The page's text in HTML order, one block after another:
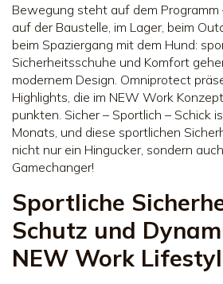
Bewegung steht auf dem Programm
auf der Baustelle, im Lager, beim
beim Spaziergang mit dem Hund:
Sicherheitsschuhe und Komfort
modernem Design. Omniprotect
Highlights, die im NEW Work
punkten. Sicher – Sportlich – Schick
Monats, und diese sportlichen
nicht nur ein Hingucker, sondern
Gamechanger!
Sportliche
Schutz und
NEW Work